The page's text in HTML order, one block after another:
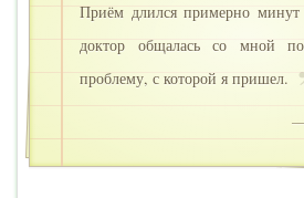
Приём длился примерно
доктор общалась со мной
проблему, с которой я пришел.
—